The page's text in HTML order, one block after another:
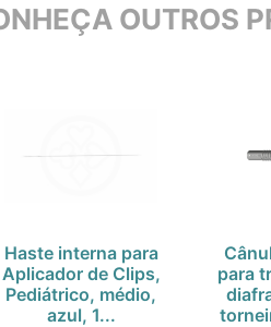
OUTROS
Haste interna para
Aplicador de Clips,
Pediátrico, médio,
azul, 1...
para